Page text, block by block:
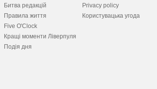
Битва редакцій
Правила життя
Five O'Clock
Кращі моменти Ліверпуля
Подія дня
Privacy policy
Користувацька угода